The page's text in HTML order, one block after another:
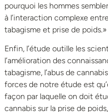
pourquoi les hommes
à l’interaction complexe
tabagisme et prise de poids.»
Enfin, l’étude outille les
l’amélioration des
tabagisme, l’abus de
forces de notre étude est
façon par laquelle on doit
cannabis sur la prise de